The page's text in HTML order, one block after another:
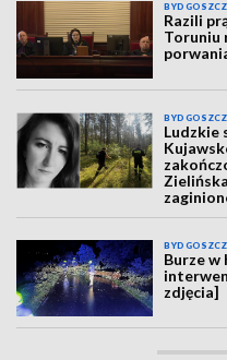
BYDGOSZCZ
Razili
Toruniu
BYDGOSZCZ
Ludzkie
wideo,
BYDGOSZCZ
Burze w
zdjęcia]